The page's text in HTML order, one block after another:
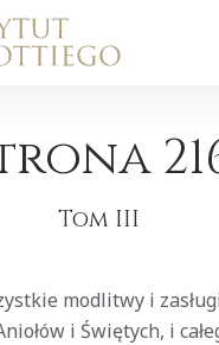
Tom III
modlitwy i
i Świętych, i